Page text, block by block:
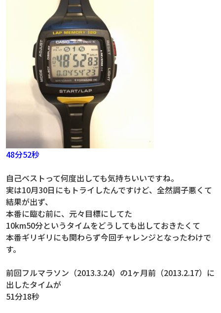
48分52秒
自己ベストって何度出しても気持ちいいですね。
実は10月30日にもトライしたんですけど、全然調子悪くて
結果が出ず、
本番に臨む前に、元々目標にしてた
10km50分というタイムをどうしても出しておきたくて
本番ギリギリにも関わらず今回チャレンジとなったわけで
す。
前回フルマラソン（2013.3.24）の1ヶ月前（2013.2.17）に
出したタイムが
51分18秒